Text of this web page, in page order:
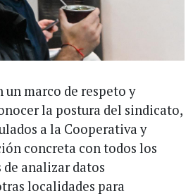
un marco de respeto y
la postura del sindicato,
a la Cooperativa y
concreta con todos los
de analizar datos
localidades para